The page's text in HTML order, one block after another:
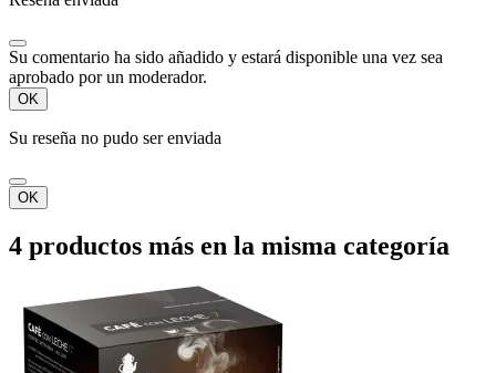
Su comentario ha sido añadido y estará disponible una vez sea
aprobado por un moderador.
OK
Su reseña no pudo ser enviada
OK
4 productos más en la misma categoría